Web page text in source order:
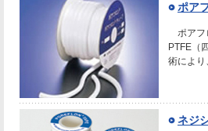
ポア
ポア
PTFE（
術により
ネジ